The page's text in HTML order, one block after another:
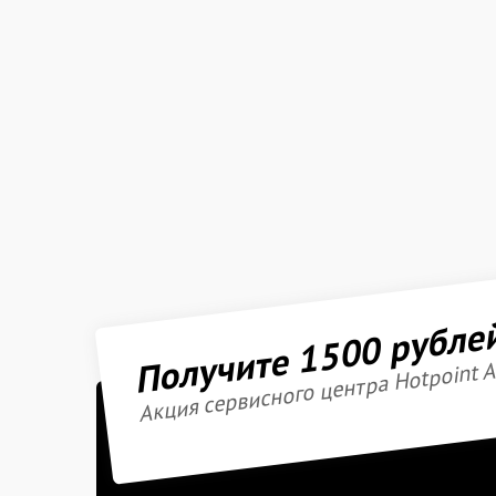
Получите 1500
Акция сервисного центра Hotpoint